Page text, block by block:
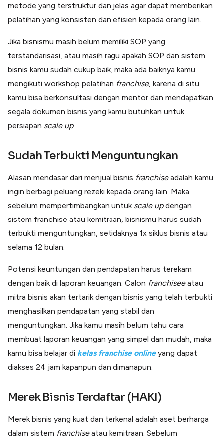
metode yang terstruktur dan jelas agar dapat memberikan
pelatihan yang konsisten dan efisien kepada orang lain.
Jika bisnismu masih belum memiliki SOP yang
terstandarisasi, atau masih ragu apakah SOP dan sistem
bisnis kamu sudah cukup baik, maka ada baiknya kamu
mengikuti workshop pelatihan franchise, karena di situ
kamu bisa berkonsultasi dengan mentor dan mendapatkan
segala dokumen bisnis yang kamu butuhkan untuk
persiapan scale up.
Sudah Terbukti Menguntungkan
Alasan mendasar dari menjual bisnis franchiseadalah kamu
ingin berbagi peluang rezeki kepada orang lain. Maka
sebelum mempertimbangkan untuk scale updengan
sistem franchise atau kemitraan, bisnismu harus sudah
terbukti menguntungkan, setidaknya 1x siklus bisnis atau
selama 12 bulan.
Potensi keuntungan dan pendapatan harus terekam
dengan baik di laporan keuangan. Calon franchiseeatau
mitra bisnis akan tertarik dengan bisnis yang telah terbukti
menghasilkan pendapatan yang stabil dan
menguntungkan. Jika kamu masih belum tahu cara
membuat laporan keuangan yang simpel dan mudah, maka
kamu bisa belajar di kelas franchise onlineyang dapat
diakses 24 jam kapanpun dan dimanapun.
Merek Bisnis Terdaftar (HAKI)
Merek bisnis yang kuat dan terkenal adalah aset berharga
dalam sistem franchiseatau kemitraan. Sebelum